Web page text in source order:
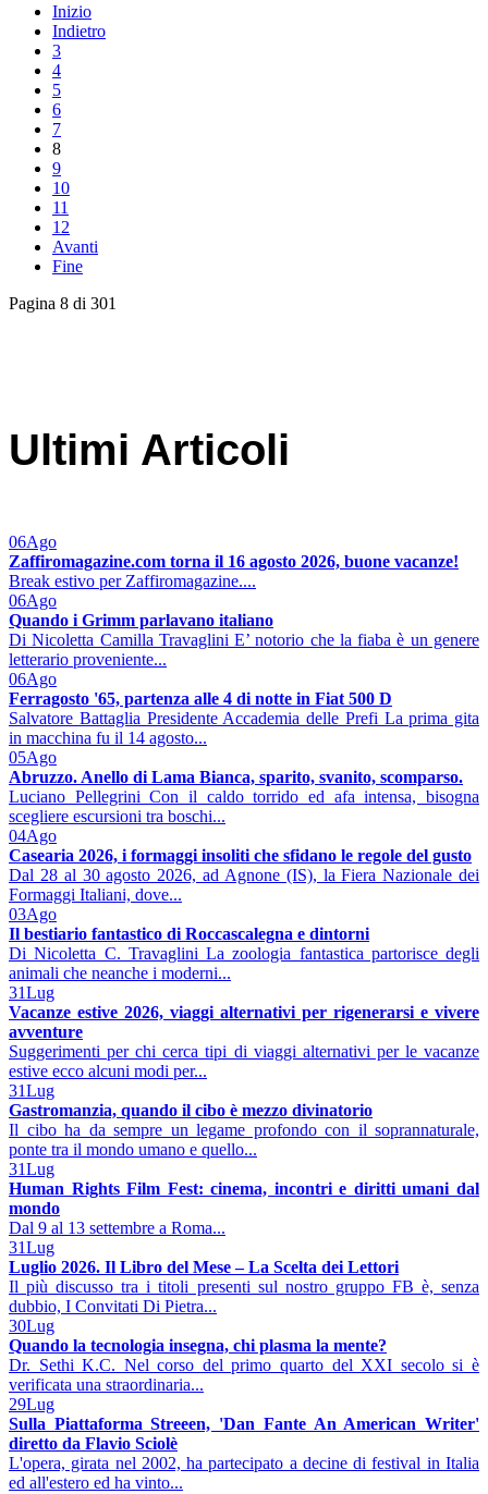
Inizio
Indietro
3
4
5
6
7
8
9
10
11
12
Avanti
Fine
Pagina 8 di 301
Ultimi Articoli
06Ago
Zaffiromagazine.com torna il 16 agosto 2026, buone vacanze!
Break estivo per Zaffiromagazine....
06Ago
Quando i Grimm parlavano italiano
Di Nicoletta Camilla Travaglini E’ notorio che la fiaba è un genere
letterario proveniente...
06Ago
Ferragosto '65, partenza alle 4 di notte in Fiat 500 D
Salvatore Battaglia Presidente Accademia delle Prefi La prima gita
in macchina fu il 14 agosto...
05Ago
Abruzzo. Anello di Lama Bianca, sparito, svanito, scomparso.
Luciano Pellegrini Con il caldo torrido ed afa intensa, bisogna
scegliere escursioni tra boschi...
04Ago
Casearia 2026, i formaggi insoliti che sfidano le regole del gusto
Dal 28 al 30 agosto 2026, ad Agnone (IS), la Fiera Nazionale dei
Formaggi Italiani, dove...
03Ago
Il bestiario fantastico di Roccascalegna e dintorni
Di Nicoletta C. Travaglini La zoologia fantastica partorisce degli
animali che neanche i moderni...
31Lug
Vacanze estive 2026, viaggi alternativi per rigenerarsi e vivere
avventure
Suggerimenti per chi cerca tipi di viaggi alternativi per le vacanze
estive ecco alcuni modi per...
31Lug
Gastromanzia, quando il cibo è mezzo divinatorio
Il cibo ha da sempre un legame profondo con il soprannaturale,
ponte tra il mondo umano e quello...
31Lug
Human Rights Film Fest: cinema, incontri e diritti umani dal
mondo
Dal 9 al 13 settembre a Roma...
31Lug
Luglio 2026. Il Libro del Mese – La Scelta dei Lettori
Il più discusso tra i titoli presenti sul nostro gruppo FB è, senza
dubbio, I Convitati Di Pietra...
30Lug
Quando la tecnologia insegna, chi plasma la mente?
Dr. Sethi K.C. Nel corso del primo quarto del XXI secolo si è
verificata una straordinaria...
29Lug
Sulla Piattaforma Streeen, 'Dan Fante An American Writer'
diretto da Flavio Sciolè
L'opera, girata nel 2002, ha partecipato a decine di festival in Italia
ed all'estero ed ha vinto...